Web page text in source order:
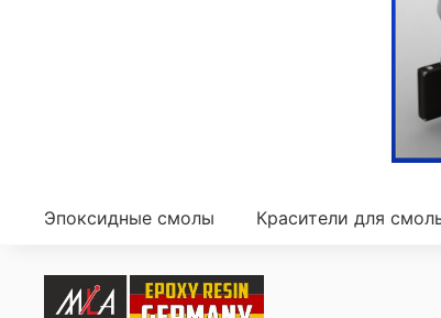
Эпоксидные смолы Красители для